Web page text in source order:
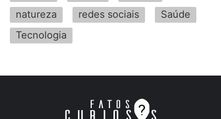
natureza
redes sociais
Saúde
Tecnologia